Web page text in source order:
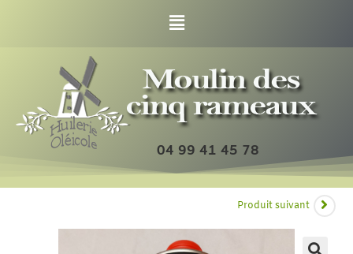
04 99 41 45 78
Produit suivant